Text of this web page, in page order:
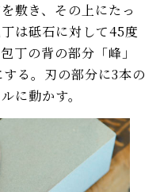
敷き、その上にたっ
は砥石に対して45度
丁の背の部分「峰」
る。刃の部分に3本の
に動かす。